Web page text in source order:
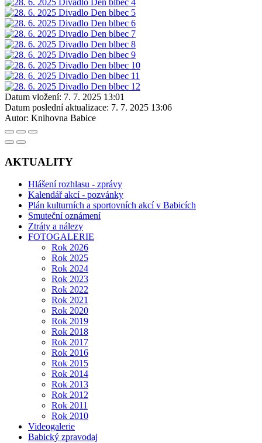
Datum vložení: 7. 7. 2025 13:01
Datum poslední aktualizace: 7. 7. 2025 13:06
Autor: Knihovna Babice
AKTUALITY
Hlášení rozhlasu - zprávy
Kalendář akcí - pozvánky
Plán kulturních a sportovních akcí v Babicích
Smuteční oznámení
Ztráty a nálezy
FOTOGALERIE
Rok 2026
Rok 2025
Rok 2024
Rok 2023
Rok 2022
Rok 2021
Rok 2020
Rok 2019
Rok 2018
Rok 2017
Rok 2016
Rok 2015
Rok 2014
Rok 2013
Rok 2012
Rok 2011
Rok 2010
Videogalerie
Babický zpravodaj